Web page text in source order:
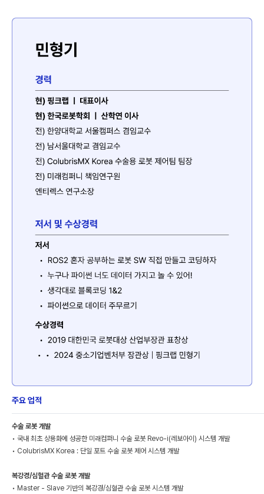
주요 업적
수술 로봇 개발
• 국내 최초 상용화에 성공한 미래컴퍼니 수술 로봇 Revo-i(레보아이) 시스템 개발
• ColubrisMX Korea : 단일 포트 수술 로봇 제어 시스템 개발
복강경/심혈관 수술 로봇 개발
• Master - Slave 기반의 복강경/심혈관 수술 로봇 시스템 개발